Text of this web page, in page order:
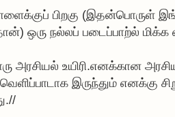
பிறகு (இதன்பொருள்
ஒரு நல்லப் படைப்பாற்ல்
அரசியல் உயிரி.எனக்கான
வெளிப்பாடாக இருந்தும் எனக்கு